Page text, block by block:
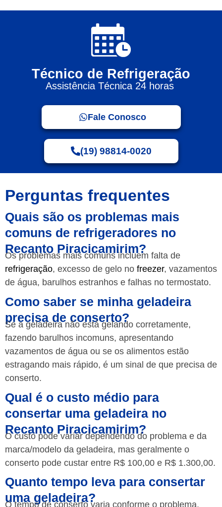
Técnico de Refrigeração
Assistência Técnica 24 horas
Fale Conosco
(19) 98814-0020
Perguntas frequentes
Quais são os problemas mais
comuns de refrigeradores no
Recanto Piracicamirim?
Os problemas mais comuns incluem falta de
refrigeração, excesso de gelo no freezer, vazamentos
de água, barulhos estranhos e falhas no termostato.
Como saber se minha geladeira
precisa de conserto?
Se a geladeira não está gelando corretamente,
fazendo barulhos incomuns, apresentando
vazamentos de água ou se os alimentos estão
estragando mais rápido, é um sinal de que precisa de
conserto.
Qual é o custo médio para
consertar uma geladeira no
Recanto Piracicamirim?
O custo pode variar dependendo do problema e da
marca/modelo da geladeira, mas geralmente o
conserto pode custar entre R$ 100,00 e R$ 1.300,00.
Quanto tempo leva para consertar
uma geladeira?
O tempo de conserto varia conforme o problema,